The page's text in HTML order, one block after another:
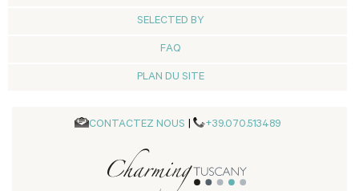
SELECTED BY
FAQ
PLAN DU SITE
CONTACTEZ NOUS | +39.070.513489